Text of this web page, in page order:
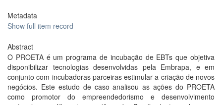
Metadata
Show full item record
Abstract
O PROETA é um programa de incubação de EBTs que objetiva
disponibilizar tecnologias desenvolvidas pela Embrapa, e em
conjunto com incubadoras parceiras estimular a criação de novos
negócios. Este estudo de caso analisou as ações do PROETA
como promotor do empreendedorismo e desenvolvimento